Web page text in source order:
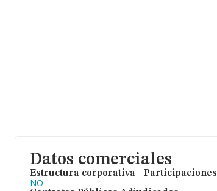
Datos comerciales
Estructura corporativa - Participaciones
NO